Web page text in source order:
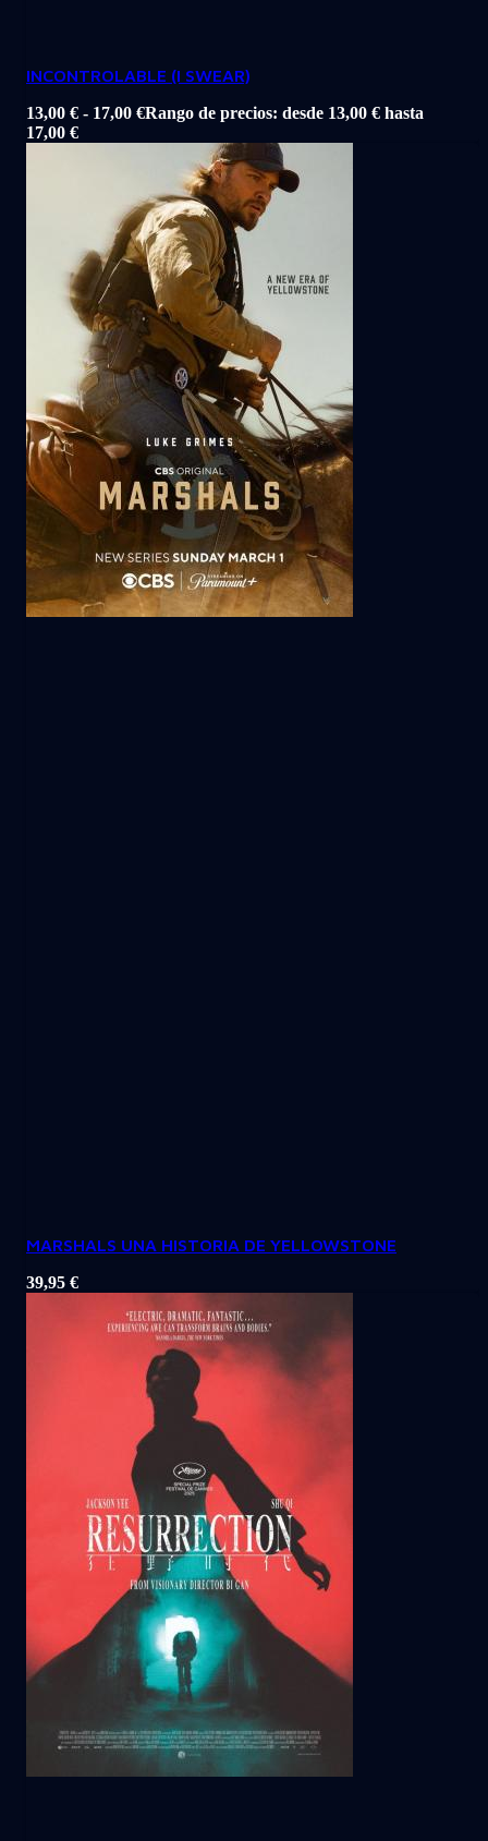
INCONTROLABLE (I SWEAR)
13,00 € - 17,00 €Rango de precios: desde 13,00 € hasta
17,00 €
MARSHALS UNA HISTORIA DE YELLOWSTONE
39,95 €